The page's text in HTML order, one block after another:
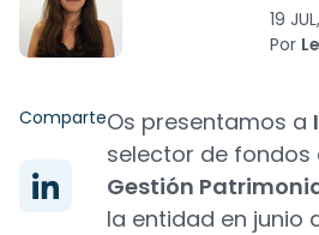
19
Por
ComparteOs presentamos a
selector de fondos
Gestión
la entidad en junio